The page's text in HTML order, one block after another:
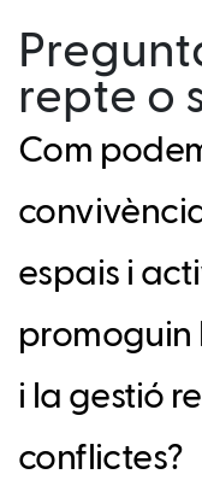
repte o
Com
espais i
promoguin
i la gestió
conflictes?